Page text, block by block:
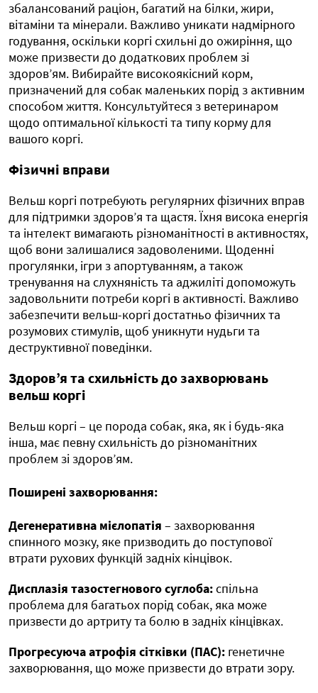
збалансований раціон, багатий на білки, жири,
вітаміни та мінерали. Важливо уникати надмірного
годування, оскільки коргі схильні до ожиріння, що
може призвести до додаткових проблем зі
здоров’ям. Вибирайте високоякісний корм,
призначений для собак маленьких порід з активним
способом життя. Консультуйтеся з ветеринаром
щодо оптимальної кількості та типу корму для
вашого коргі.
Фізичні вправи
Вельш коргі потребують регулярних фізичних вправ
для підтримки здоров’я та щастя. Їхня висока енергія
та інтелект вимагають різноманітності в активностях,
щоб вони залишалися задоволеними. Щоденні
прогулянки, ігри з апортуванням, а також
тренування на слухняність та аджиліті допоможуть
задовольнити потреби коргі в активності. Важливо
забезпечити вельш-коргі достатньо фізичних та
розумових стимулів, щоб уникнути нудьги та
деструктивної поведінки.
Здоров’я та схильність до захворювань
вельш коргі
Вельш коргі – це порода собак, яка, як і будь-яка
інша, має певну схильність до різноманітних
проблем зі здоров’ям.
Поширені захворювання:
Дегенеративна мієлопатія – захворювання
спинного мозку, яке призводить до поступової
втрати рухових функцій задніх кінцівок.
Дисплазія тазостегнового суглоба:спільна
проблема для багатьох порід собак, яка може
призвести до артриту та болю в задніх кінцівках.
Прогресуюча атрофія сітківки (ПАС): генетичне
захворювання, що може призвести до втрати зору.